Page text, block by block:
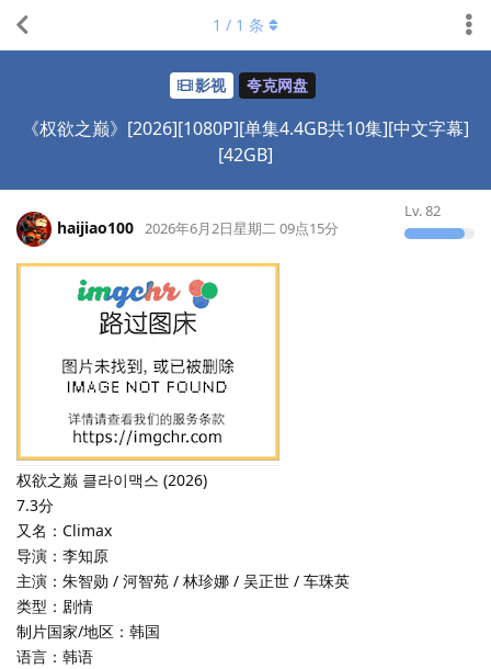
影视 夸克网盘
《权欲之巅》[2026][1080P][单集4.4GB共10集][中文字幕]
[42GB]
1 / 1 条
haijiao100
Lv.82
2026年6月2日星期二 09点15分
权欲之巅 클라이맥스 (2026)
7.3分
又名：Climax
导演：李知原
主演：朱智勋 / 河智苑 / 林珍娜 / 吴正世 / 车珠英
类型：剧情
制片国家/地区：韩国
语言：韩语